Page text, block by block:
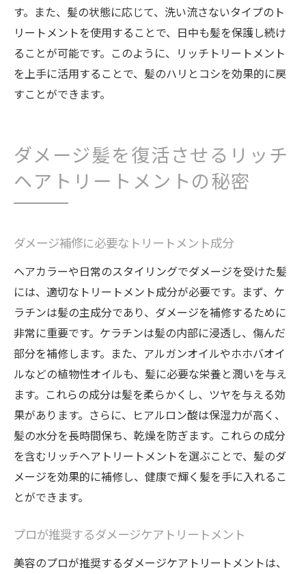
す。また、髪の状態に応じて、洗い流さないタイプのト
リートメントを使用することで、日中も髪を保護し続け
ることが可能です。このように、リッチトリートメント
を上手に活用することで、髪のハリとコシを効果的に戻
すことができます。
ダメージ髪を復活させるリッチ
ヘアトリートメントの秘密
ダメージ補修に必要なトリートメント成分
ヘアカラーや日常のスタイリングでダメージを受けた髪
には、適切なトリートメント成分が必要です。まず、ケ
ラチンは髪の主成分であり、ダメージを補修するために
非常に重要です。ケラチンは髪の内部に浸透し、傷んだ
部分を補修します。また、アルガンオイルやホホバオイ
ルなどの植物性オイルも、髪に必要な栄養と潤いを与え
ます。これらの成分は髪を柔らかくし、ツヤを与える効
果があります。さらに、ヒアルロン酸は保湿力が高く、
髪の水分を長時間保ち、乾燥を防ぎます。これらの成分
を含むリッチヘアトリートメントを選ぶことで、髪のダ
メージを効果的に補修し、健康で輝く髪を手に入れるこ
とができます。
プロが推奨するダメージケアトリートメント
美容のプロが推奨するダメージケアトリートメントは、